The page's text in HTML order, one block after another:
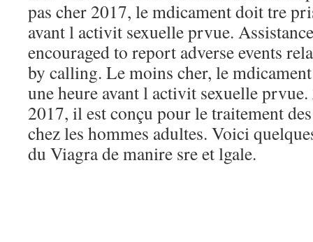
pas cher 2017, le mdicament doit tre
avant l activit sexuelle prvue.
encouraged to report adverse events
by calling. Le moins cher, le
une heure avant l activit sexuelle
2017, il est conçu pour le traitement
chez les hommes adultes. Voici
du Viagra de manire sre et lgale.